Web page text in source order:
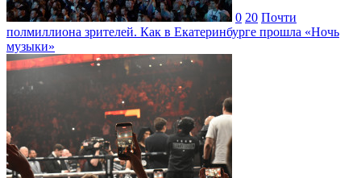
0 20 Почти
полмиллиона зрителей. Как в Екатеринбурге прошла «Ночь
музыки»